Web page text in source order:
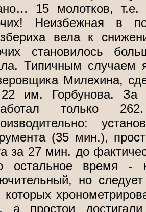
15 молотков, т.е.
Неизбежная в
вела к
становилось
Типичным случаем
Милехина,
им. Горбунова. За
только
(35 мин.),
за 27 мин. до
остальное время -
но
которых
а простои